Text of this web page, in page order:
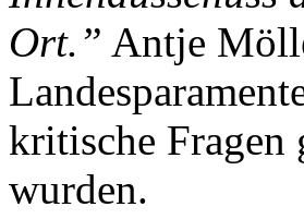
Ort.” Antje
kritische Fragen
wurden.